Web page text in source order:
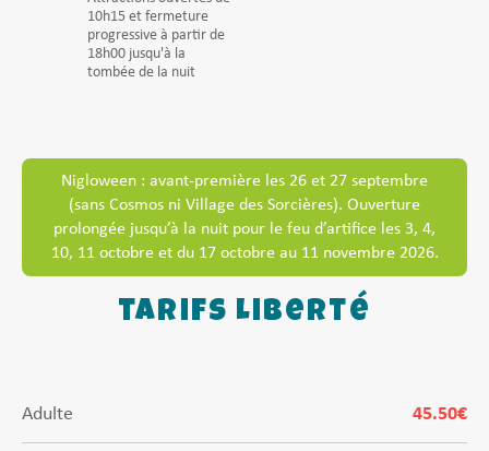
10h15 et fermeture
progressive à partir de
18h00 jusqu'à la
tombée de la nuit
Nigloween : avant-première les 26 et 27 septembre
(sans Cosmos ni Village des Sorcières). Ouverture
prolongée jusqu’à la nuit pour le feu d’artifice les 3, 4,
10, 11 octobre et du 17 octobre au 11 novembre 2026.
tarifs Liberté
Adulte 45.50€